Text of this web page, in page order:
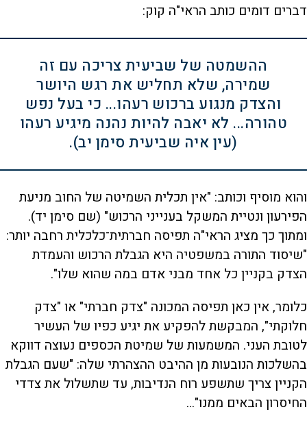
דברים דומים כותב הראי"ה קוק:
ההשמטה של שביעית צריכה עם זה
שמירה, שלא תחליש את רגש היושר
והצדק מנגוע ברכוש רעהו... כי בעל נפש
טהורה... לא יאבה להיות נהנה מיגיע רעהו
(עין איה שביעית סימן יב).
והוא מוסיף וכותב: "אין תכלית השמיטה של החוב מניעת
הפירעון ונטיית המשקל בענייני הרכוש" (שם סימן יד).
ומתוך כך מציג הראי"ה תפיסה חברתית־כלכלית רחבה יותר:
"שיסוד התורה במשפטיה היא הגבלת הרכוש והעמדת
הצדק בקניין כל אחד מבני אדם במה שהוא שלו".
כלומר, אין כאן תפיסה המכונה "צדק חברתי" או "צדק
חלוקתי", המבקשת להפקיע את יגיע כפיו של העשיר
לטובת העני. המשמעות של שמיטת הכספים נעוצה דווקא
בהשלכות הנובעות מן ההיבט ההצהרתי שלה: "שעם הגבלת
הקניין צריך שתשפע רוח הנדיבות, עד שתשלול את צדדי
החיסרון הבאים ממנו"...